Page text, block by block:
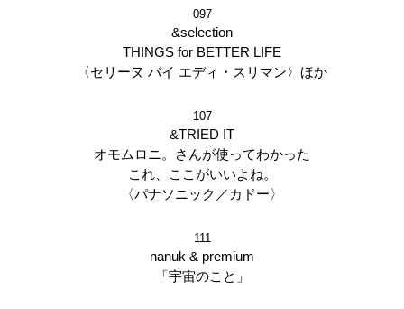
097
&selection
THINGS for BETTER LIFE
〈セリーヌ バイ エディ・スリマン〉ほか
107
&TRIED IT
オモムロニ。さんが使ってわかった
これ、ここがいいよね。
〈パナソニック／カドー〉
111
nanuk & premium
「宇宙のこと」